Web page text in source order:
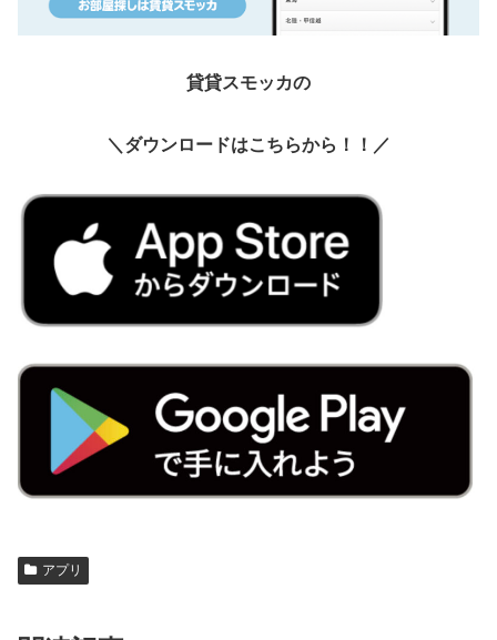
貸貸スモッカの
＼ダウンロードはこちらから！！／
アプリ